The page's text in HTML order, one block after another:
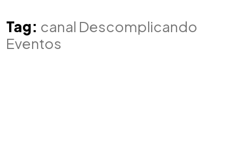
Tag: canal Descomplicando
Eventos